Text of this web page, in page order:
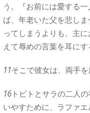
う。『お前には愛する
ば、年老いた父を悲し
ってしまうよりも、主
えて辱めの言葉を耳に
11そこで彼女は、両手
16トビトとサラの二人
いやすために、ラファエ